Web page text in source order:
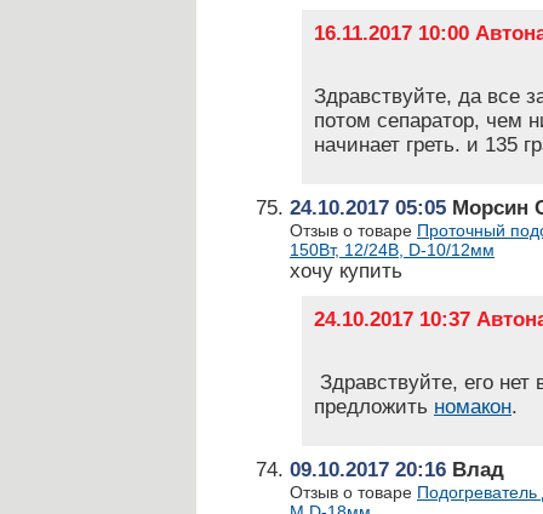
16.11.2017 10:00
Здравствуйте, да все
потом сепаратор, чем
начинает греть. и 135
24.10.2017 05:05 Морсин
Отзыв о товаре Проточный
150Вт, 12/24В, D-10/12мм
хочу купить
24.10.2017 10:37
Здравствуйте, его нет
предложить номакон.
09.10.2017 20:16 Влад
Отзыв о товаре